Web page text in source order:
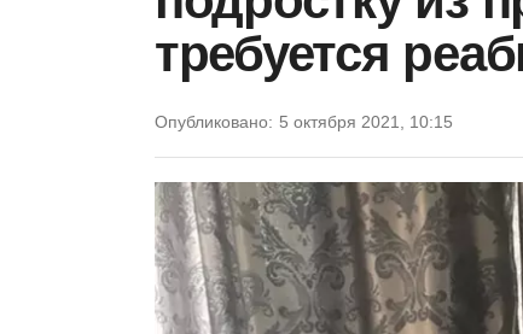
требуется
Опубликовано: 5 октября 2021, 10:15